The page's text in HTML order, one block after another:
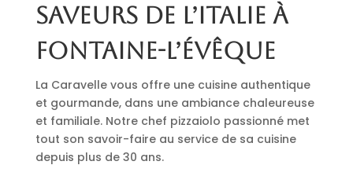
saveurs de l’Italie à
Fontaine-l’Évêque
La Caravelle vous offre une cuisine authentique
et gourmande, dans une ambiance chaleureuse
et familiale. Notre chef pizzaiolo passionné met
tout son savoir-faire au service de sa cuisine
depuis plus de 30 ans.